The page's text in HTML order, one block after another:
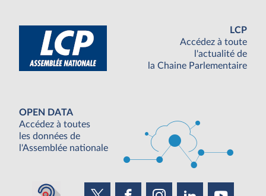
LCP
Accédez à toute
l'actualité de
la Chaine Parlementaire
OPEN DATA
Accédez à toutes
les données de
l'Assemblée nationale